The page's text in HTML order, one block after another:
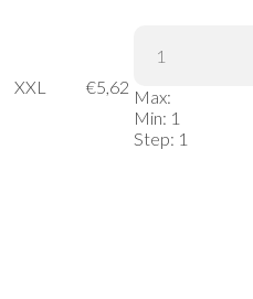
XXL €5,62 Max:
Min: 1
Step: 1